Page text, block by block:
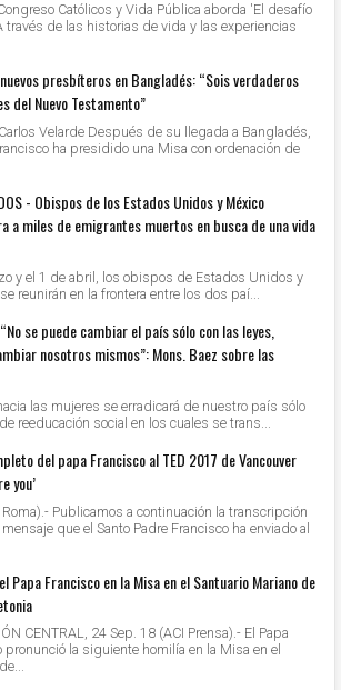
Católicos y Vida Pública aborda 'El desafío
través de las historias de vida y las experiencias
presbíteros en Bangladés: “Sois verdaderos
del Nuevo Testamento”
Velarde Después de su llegada a Bangladés,
ha presidido una Misa con ordenación de
- Obispos de los Estados Unidos y México
a miles de emigrantes muertos en busca de una vida
y el 1 de abril, los obispos de Estados Unidos y
reunirán en la frontera entre los dos paí...
se puede cambiar el país sólo con las leyes,
nosotros mismos”: Mons. Baez sobre las
las mujeres se erradicará de nuestro país sólo
reeducación social en los cuales se trans...
del papa Francisco al TED 2017 de Vancouver
you’
Publicamos a continuación la transcripción
que el Santo Padre Francisco ha enviado al
Papa Francisco en la Misa en el Santuario Mariano de
CENTRAL, 24 Sep. 18 (ACI Prensa).- El Papa
pronunció la siguiente homilía en la Misa en el